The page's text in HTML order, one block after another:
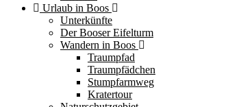
Urlaub in Boos
Unterkünfte
Der Booser Eifelturm
Wandern in Boos
Traumpfad
Traumpfädchen
Stumpfarmweg
Kratertour